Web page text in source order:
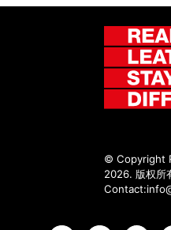
© Copyright
2026. 版权所
Contact: